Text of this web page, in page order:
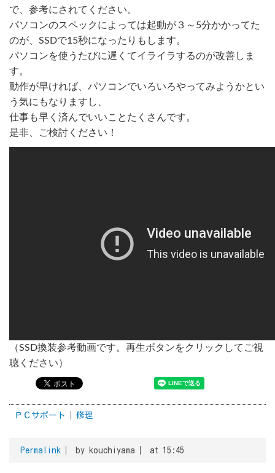
で、参考にされてください。
パソコンのスペックによっては起動が３～5分かかってた
のが、SSDで15秒になったりもします。
パソコンを使うたびに遅くてイライラするのが改善しま
す。
動作が早ければ、パソコンでいろいろやってみようかとい
う気にもなりますし、
仕事も早く済んでいいことたくさんです。
是非、ご検討ください！
（SSD換装参考動画です。再生ボタンをクリックしてご視
聴ください）
ＰＣサポート 修理
Permalink by kouchiyama at 15:45